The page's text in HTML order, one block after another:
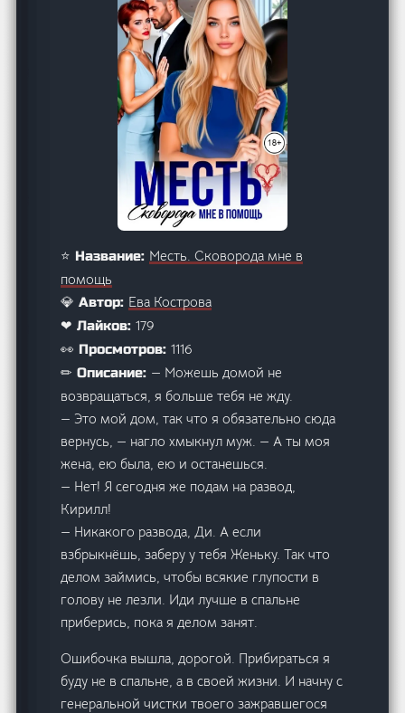
⭐ Название: Месть. Сковорода мне в
помощь
💎 Автор: Ева Кострова
❤ Лайков:179
👀 Просмотров:1116
✏ Описание: — Можешь домой не
возвращаться, я больше тебя не жду.
— Это мой дом, так что я обязательно сюда
вернусь, — нагло хмыкнул муж. — А ты моя
жена, ею была, ею и останешься.
— Нет! Я сегодня же подам на развод,
Кирилл!
— Никакого развода, Ди. А если
взбрыкнёшь, заберу у тебя Женьку. Так что
делом займись, чтобы всякие глупости в
голову не лезли. Иди лучше в спальне
приберись, пока я делом занят.
Ошибочка вышла, дорогой. Прибираться я
буду не в спальне, а в своей жизни. И начну с
генеральной чистки твоего зажравшегося